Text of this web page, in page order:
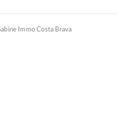
Immo Costa Brava